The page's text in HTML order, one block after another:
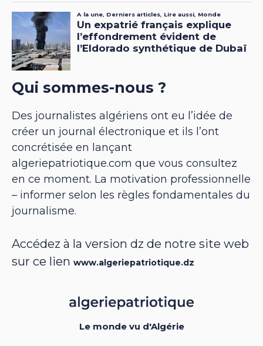
Qui sommes-nous ?
Des journalistes algériens ont eu l’idée de
créer un journal électronique et ils l’ont
concrétisée en lançant
algeriepatriotique.com que vous consultez
en ce moment. La motivation professionnelle
– informer selon les règles fondamentales du
journalisme.
Accédez à la version dz de notre site web
sur ce lien www.algeriepatriotique.dz
Le monde vu d'Algérie